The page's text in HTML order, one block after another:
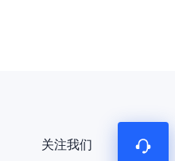
关注我们